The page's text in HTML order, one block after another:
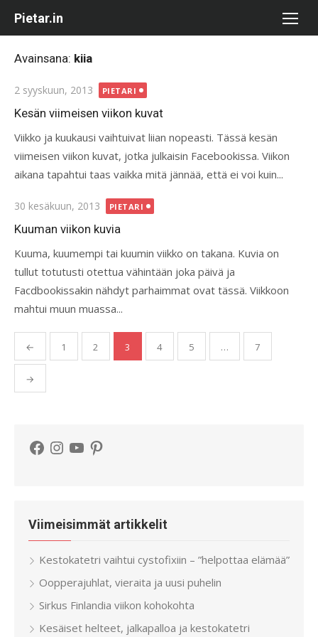
Pietar.in
Avainsana: kiia
Posted
on
2 syyskuun, 2013 PIETARI
Kesän viimeisen viikon kuvat
Viikko ja kuukausi vaihtuivat liian nopeasti. Tässä kesän
viimeisen viikon kuvat, jotka julkaisin Facebookissa. Viikon
aikana tapahtui taas vaikka mitä jännää, että ei voi kuin...
Posted
on
30 kesäkuun, 2013 PIETARI
Kuuman viikon kuvia
Kuuma, kuumempi tai kuumin viikko on takana. Kuvia on
tullut totutusti otettua vähintään joka päivä ja
Facdbookissakin nähdyt parhaimmat ovat tässä. Viikkoon
mahtui muun muassa...
Artikkelien
sivutus
← 1 2 3 4 5 … 7
→
Facebook
Instagram
YouTubePinterest
Viimeisimmät artikkelit
Kestokatetri vaihtui cystofixiin – ”helpottaa elämää”
Oopperajuhlat, vieraita ja uusi puhelin
Sirkus Finlandia viikon kohokohta
Kesäiset helteet, jalkapalloa ja kestokatetri